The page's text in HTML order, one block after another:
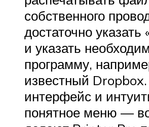
собственного
достаточно указать
и указать
программу,
известный
интерфейс и
понятное меню —